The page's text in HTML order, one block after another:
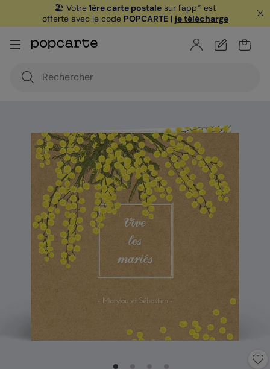
🏖️ Votre1ère carte postale sur l'app* est
offerte avec le code POPCARTE| je télécharge